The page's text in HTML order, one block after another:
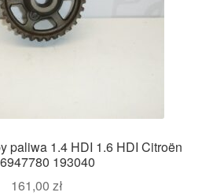
paliwa 1.4 HDI 1.6 HDI Citroën
193040
161,00 zł